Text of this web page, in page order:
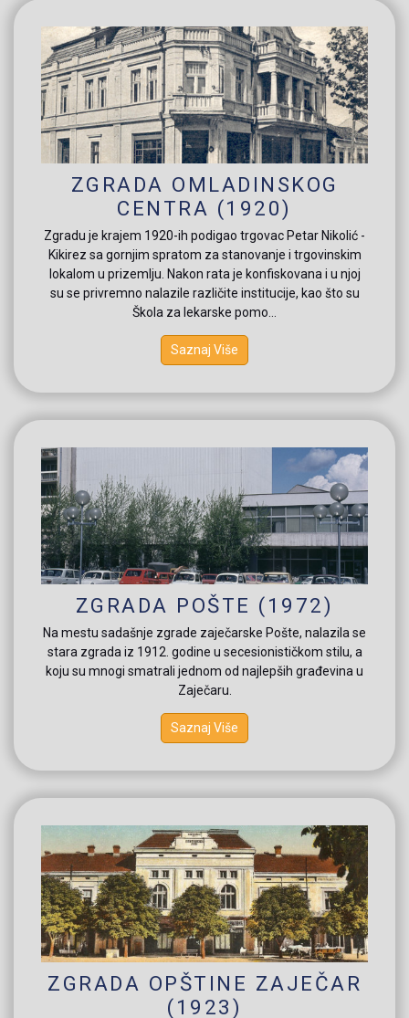
ZGRADA OMLADINSKOG
CENTRA (1920)
Zgradu je krajem 1920-ih podigao trgovac Petar Nikolić -
Kikirez sa gornjim spratom za stanovanje i trgovinskim
lokalom u prizemlju. Nakon rata je konfiskovana i u njoj
su se privremno nalazile različite institucije, kao što su
Škola za lekarske pomo...
Saznaj Više
ZGRADA POŠTE (1972)
Na mestu sadašnje zgrade zaječarske Pošte, nalazila se
stara zgrada iz 1912. godine u secesionističkom stilu, a
koju su mnogi smatrali jednom od najlepših građevina u
Zaječaru.
Saznaj Više
ZGRADA OPŠTINE ZAJEČAR
(1923)